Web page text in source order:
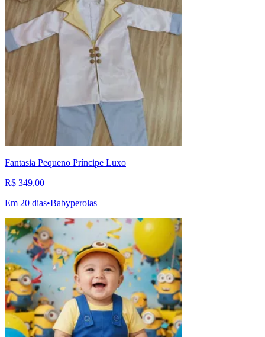
Fantasia Pequeno Príncipe Luxo
R$ 349,00
Em 20 dias•Babyperolas